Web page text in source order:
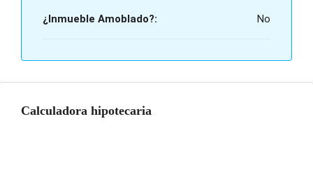
¿Inmueble Amoblado?: No
Calculadora hipotecaria